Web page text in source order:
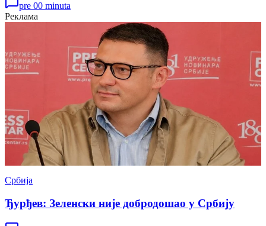
pre 00 minuta
Реклама
Србија
Ђурђев: Зеленски није добродошао у Србију